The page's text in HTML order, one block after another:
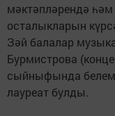
мәктәпләрендә
осталыкларын
Зәй балалар
Бурмистрова
сыйныфында
лауреат булды.